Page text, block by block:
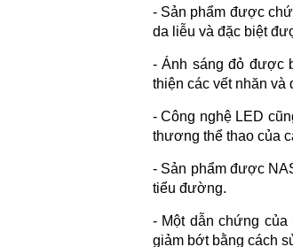
- Sản phẩm được
da liễu và đặc biệt
- Ánh sáng đỏ được
thiện các vết nhăn và
- Công nghệ LED
thương thể thao của
- Sản phẩm được
tiểu đường.
- Một dẫn chứng
giảm bớt bằng cách